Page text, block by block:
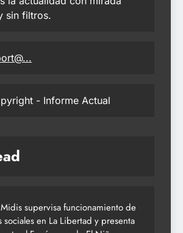
sin filtros.
- Informe Actual
supervisa funcionamiento de
sociales en La Libertad y presenta